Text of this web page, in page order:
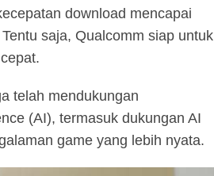
download mencapai
saja, Qualcomm siap untuk
telah mendukungan
(AI), termasuk dukungan AI
game yang lebih nyata.